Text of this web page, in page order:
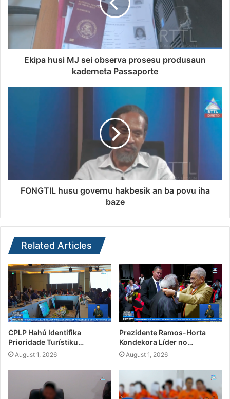
Ekipa husi MJ sei observa prosesu produsaun
kaderneta Passaporte
FONGTIL husu governu hakbesik an ba povu iha
baze
Related Articles
CPLP Hahú Identifika
Prioridade Turístiku…
August 1, 2026
Prezidente Ramos-Horta
Kondekora Líder no…
August 1, 2026